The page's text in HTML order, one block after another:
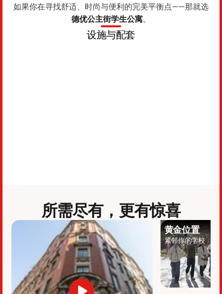
如果你在寻找舒适、时尚与便利的完美平衡点——那就选
德优公主街学生公寓。
设施与配套
所需尽有，更有惊喜
黄金位置
紧邻你的学校